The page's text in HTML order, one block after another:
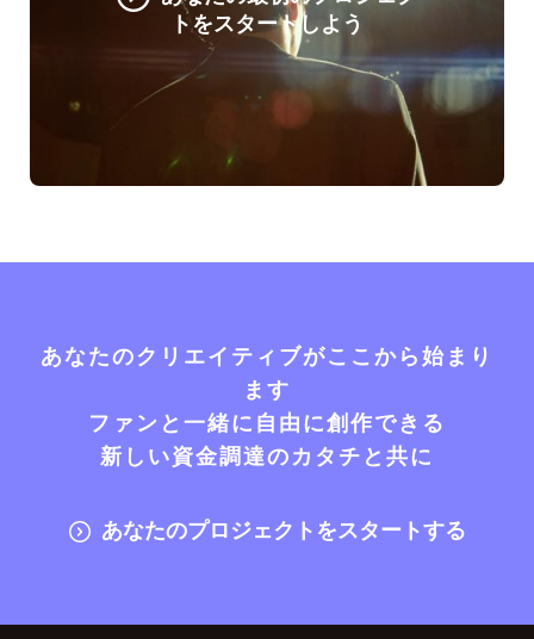
トをスタートしよう
あなたのクリエイティブがここから始まり
ます
ファンと一緒に自由に創作できる
新しい資金調達のカタチと共に
あなたのプロジェクトをスタートする